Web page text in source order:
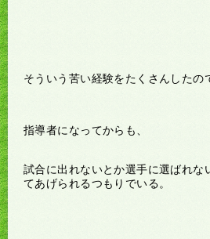
そういう苦い経験をたくさんしたの
指導者になってからも、
試合に出れないとか選手に選ばれな
てあげられるつもりでいる。